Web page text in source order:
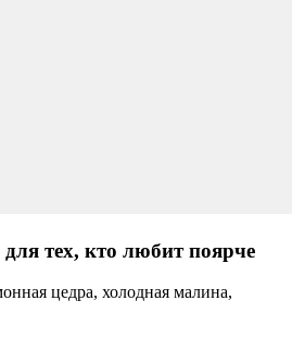
тех, кто любит поярче
цедра, холодная малина,